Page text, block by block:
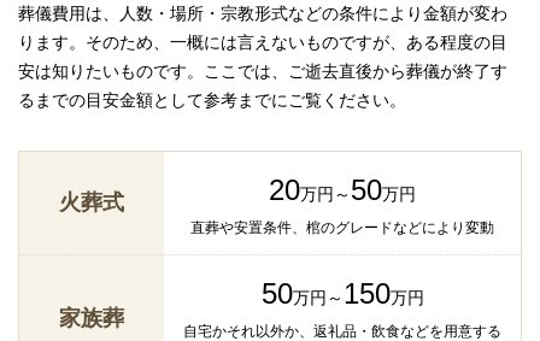
葬儀費用は、人数・場所・宗教形式などの条件により金額が変わ
ります。そのため、一概には言えないものですが、ある程度の目
安は知りたいものです。ここでは、ご逝去直後から葬儀が終了す
るまでの目安金額として参考までにご覧ください。
火葬式 20万円～ 50万円
直葬や安置条件、棺のグレードなどにより変動
家族葬
50万円～ 150万円
自宅かそれ以外か、返礼品・飲食などを用意する